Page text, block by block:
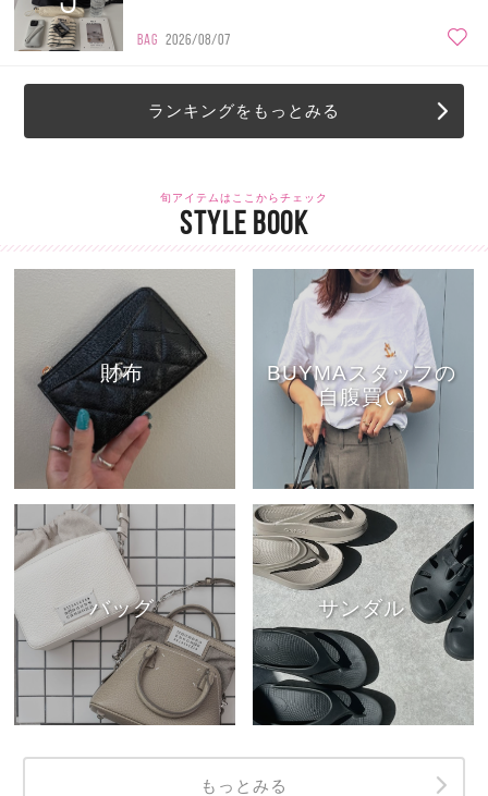
BAG 2026/08/07
ランキングをもっとみる
旬アイテムはここからチェック
STYLE BOOK
財布
BUYMAスタッフの
自腹買い
バッグ サンダル
もっとみる